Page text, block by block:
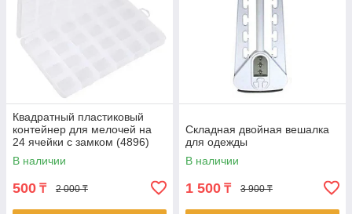
Квадратный пластиковый
контейнер для мелочей на
24 ячейки с замком (4896)
В наличии
500 ₸ 2 000 ₸
Складная двойная вешалка
для одежды
В наличии
1 500 ₸ 3 900 ₸